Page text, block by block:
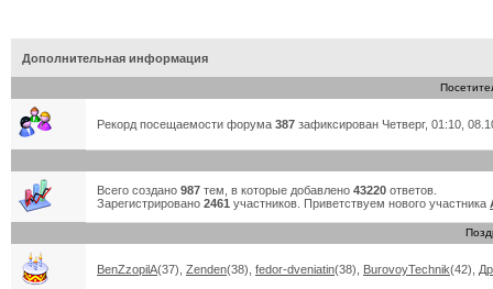
Дополнительная информация
Рекорд посещаемости форума 387 зафиксирован Четверг, 01:10,
Всего создано 987 тем, в которые добавлено 43220 ответов.
Зарегистрировано 2461 участников. Приветствуем нового участника
BenZzopilA(37) Zenden(38) fedor-dveniatin(38) BurovoyTechnik(42)